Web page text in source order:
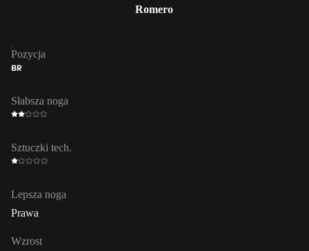
Romero
Pozycja
BR
Słabsza noga
Sztuczki tech.
Lepsza noga
Prawa
Wzrost